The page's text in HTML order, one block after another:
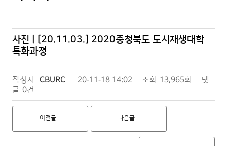
사진 | [20.11.03.] 2020충청북도 도시재생대학
특화과정
작성자 CBURC 20-11-18 14:02 조회 13,965회
댓
글 0건
이전글 다음글